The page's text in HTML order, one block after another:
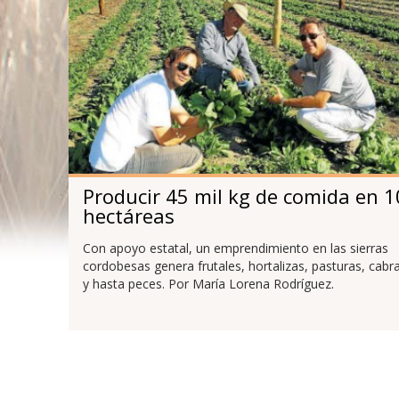
Producir 45 mil kg de comida en
hectáreas
Con apoyo estatal, un emprendimiento en las sierras
cordobesas genera frutales, hortalizas, pasturas,
y hasta peces. Por María Lorena Rodríguez.